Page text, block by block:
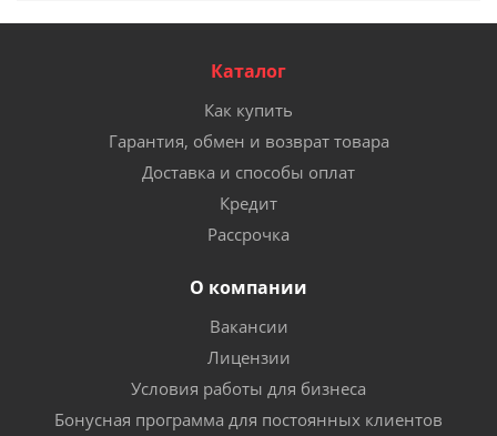
Каталог
Как купить
Гарантия, обмен и возврат товара
Доставка и способы оплат
Кредит
Рассрочка
О компании
Вакансии
Лицензии
Условия работы для бизнеса
Бонусная программа для постоянных клиентов